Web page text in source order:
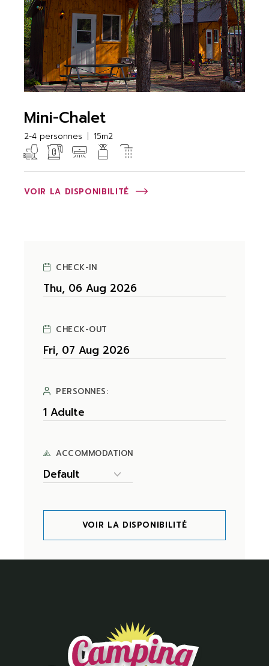
Mini-Chalet
2-4 personnes 15m2
VOIR LA DISPONIBILITÉ
CHECK-IN
CHECK-OUT
PERSONNES:
ACCOMMODATION
VOIR LA DISPONIBILITÉ